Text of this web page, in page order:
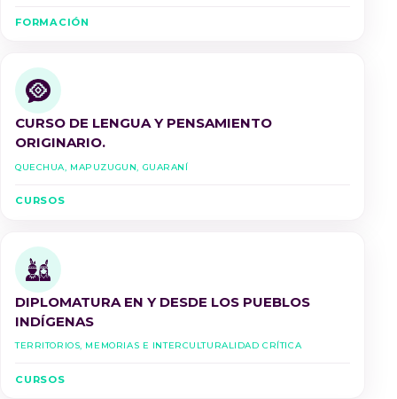
FORMACIÓN
CURSO DE LENGUA Y PENSAMIENTO
ORIGINARIO.
Quechua, Mapuzugun, Guaraní
CURSOS
DIPLOMATURA EN Y DESDE LOS PUEBLOS
INDÍGENAS
Territorios, Memorias e Interculturalidad Crítica
CURSOS